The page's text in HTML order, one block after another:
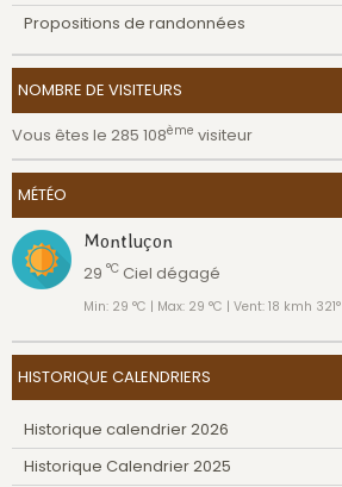
Propositions de randonnées
NOMBRE DE VISITEURS
Vous êtes le 285 108ème visiteur
MÉTÉO
Montluçon
29 °C Ciel dégagé
Min: 29 °C | Max: 29 °C | Vent: 18 kmh 321°
HISTORIQUE CALENDRIERS
Historique calendrier 2026
Historique Calendrier 2025